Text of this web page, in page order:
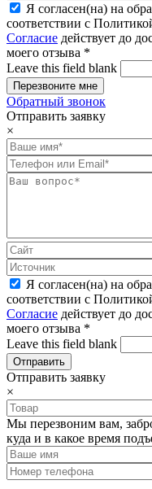
Я согласен(на) на
соответствии с
Согласие действует до
моего отзыва *
Leave this field blank
Обратный звонок
Отправить заявку
×
Я согласен(на) на
соответствии с
Согласие действует до
моего отзыва *
Leave this field blank
Отправить заявку
×
Мы перезвоним вам,
куда и в какое время